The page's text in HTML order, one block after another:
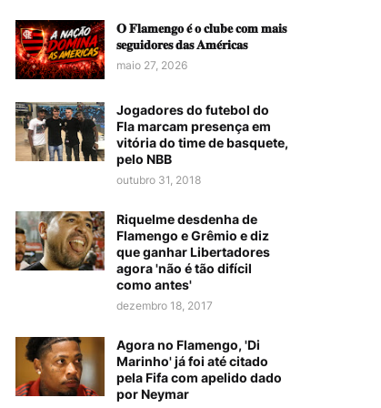
𝐎 𝐅𝐥𝐚𝐦𝐞𝐧𝐠𝐨 𝐞́ 𝐨 𝐜𝐥𝐮𝐛𝐞 𝐜𝐨𝐦 𝐦𝐚𝐢𝐬
𝐬𝐞𝐠𝐮𝐢𝐝𝐨𝐫𝐞𝐬 𝐝𝐚𝐬 𝐀𝐦𝐞́𝐫𝐢𝐜𝐚𝐬
maio 27, 2026
Jogadores do futebol do
Fla marcam presença em
vitória do time de basquete,
pelo NBB
outubro 31, 2018
Riquelme desdenha de
Flamengo e Grêmio e diz
que ganhar Libertadores
agora 'não é tão difícil
como antes'
dezembro 18, 2017
Agora no Flamengo, 'Di
Marinho' já foi até citado
pela Fifa com apelido dado
por Neymar